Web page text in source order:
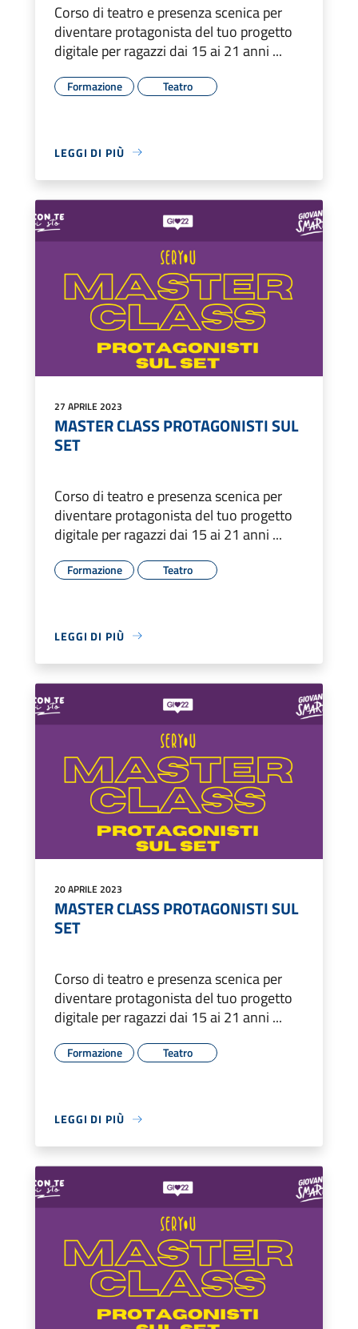
Corso di teatro e presenza scenica per
diventare protagonista del tuo progetto
digitale per ragazzi dai 15 ai 21 anni ...
Formazione Teatro
LEGGI DI PIÙ
27 APRILE 2023
MASTER CLASS PROTAGONISTI SUL
SET
Corso di teatro e presenza scenica per
diventare protagonista del tuo progetto
digitale per ragazzi dai 15 ai 21 anni ...
Formazione Teatro
LEGGI DI PIÙ
20 APRILE 2023
MASTER CLASS PROTAGONISTI SUL
SET
Corso di teatro e presenza scenica per
diventare protagonista del tuo progetto
digitale per ragazzi dai 15 ai 21 anni ...
Formazione Teatro
LEGGI DI PIÙ